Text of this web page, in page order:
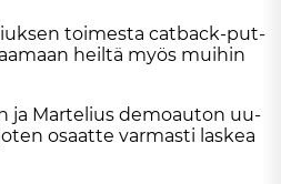
toi­mes­ta cat­back-put­
heil­tä myös mui­hin
ja Mar­te­lius de­mo­au­ton uu­
osaat­te var­mas­ti las­kea